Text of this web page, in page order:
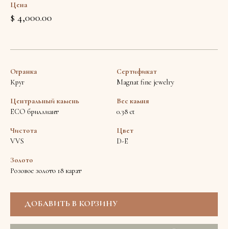
Цена
$ 4,000.00
Огранка
Круг
Сертификат
Magnat fine jewelry
Центральный камень
ECO бриллиант
Вес камня
0.38 ct
Чистота
VVS
Цвет
D-E
Золото
Розовое золото 18 карат